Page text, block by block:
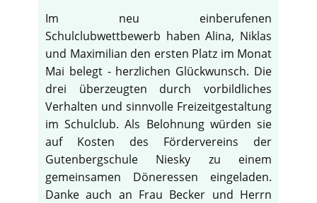
Im neu einberufenen
Schulclubwettbewerb haben Alina, Niklas
und Maximilian den ersten Platz im Monat
Mai belegt - herzlichen Glückwunsch. Die
drei überzeugten durch vorbildliches
Verhalten und sinnvolle Freizeitgestaltung
im Schulclub. Als Belohnung würden sie
auf Kosten des Fördervereins der
Gutenbergschule Niesky zu einem
gemeinsamen Döneressen eingeladen.
Danke auch an Frau Becker und Herrn